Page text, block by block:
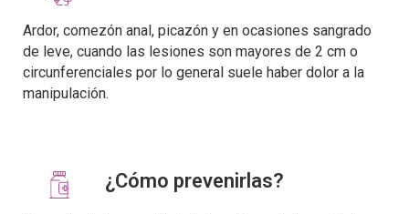
Ardor, comezón anal, picazón y en ocasiones sangrado
de leve, cuando las lesiones son mayores de 2 cm o
circunferenciales por lo general suele haber dolor a la
manipulación.
¿Cómo prevenirlas?